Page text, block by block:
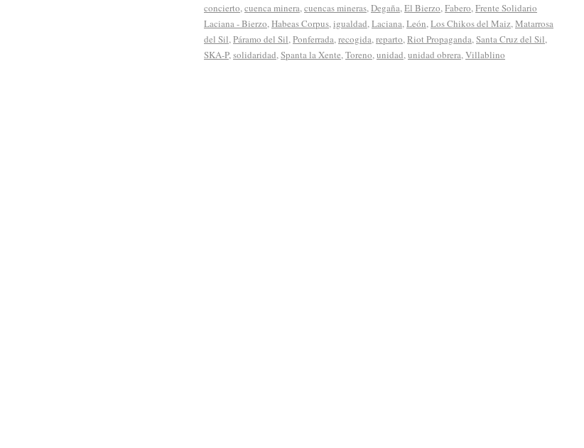
concierto,cuenca minera,cuencas mineras,Degaña,El Bierzo,Fabero,Frente Solidario
Laciana - Bierzo,Habeas Corpus,igualdad,Laciana,León,Los Chikos del Maiz,Matarrosa
del Sil,Páramo del Sil,Ponferrada,recogida,reparto,Riot Propaganda,Santa Cruz del Sil,
SKA-P,solidaridad,Spanta la Xente,Toreno,unidad,unidad obrera,Villablino